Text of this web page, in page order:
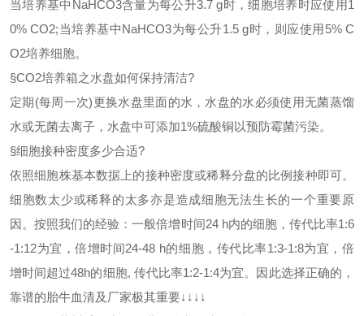
当培养基中NaHCO3含量为每公升3.7 g时，细胞培养时应使用1
0% CO2;当培养基中NaHCO3为每公升1.5 g时，则应使用5% C
O2培养细胞。
§CO2培养箱之水盘如何保持清洁?
定期(每周一次)更换水盘里面的水，水盘的水必须使用无菌蒸馏
水或无菌去离子，水盘中可添加1%硫酸铜以预防霉菌污染。
§细胞接种密度多少合适?
依照细胞株基本数据上的接种密度或稀释分盘的比例接种即可。
细胞数太少或稀释的太多亦是造成细胞无法生长的一个重要原
因。按照我们的经验：一般倍增时间24 h内的细胞，传代比率1:6
-1:12为宜，倍增时间24-48 h的细胞，传代比率1:3-1:8为宜，倍
增时间超过48h的细胞, 传代比率1:2-1:4为宜。因此选择正确的，
靠谱的胎牛血清及厂家极其重要↓↓↓↓